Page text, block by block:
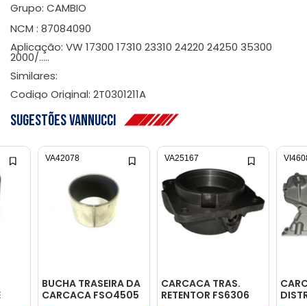
Grupo: CAMBIO
NCM : 87084090
Aplicação: VW 17300 17310 23310 24220 24250 35300
2000/.....
Similares:
Codigo Original: 2T0301211A
Sugestões Vannucci
BUCHA TRASEIRA DA
CARCACA FSO4505
VA42078
CARCACA TRAS.
RETENTOR FS6306
VA25167